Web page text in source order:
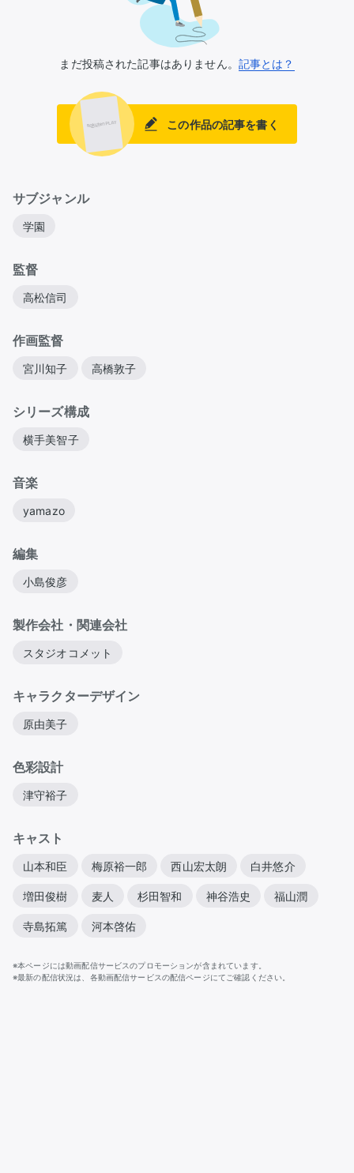
まだ投稿された記事はありません。 記事とは？
この作品の記事を書く
サブジャンル
学園
監督
高松信司
作画監督
宮川知子 高橋敦子
シリーズ構成
横手美智子
音楽
yamazo
編集
小島俊彦
製作会社・関連会社
スタジオコメット
キャラクターデザイン
原由美子
色彩設計
津守裕子
キャスト
山本和臣 梅原裕一郎 西山宏太朗 白井悠介
増田俊樹 麦人 杉田智和 神谷浩史 福山潤
寺島拓篤 河本啓佑
※本ページには動画配信サービスのプロモーションが含まれています。
※最新の配信状況は、各動画配信サービスの配信ページにてご確認ください。